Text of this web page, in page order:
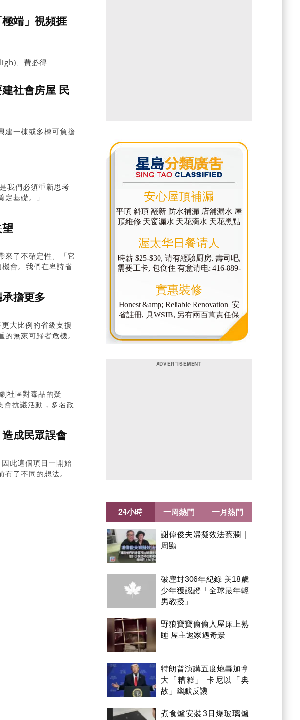
詩房屋局與本拿比
端」視頻捱
、費必得
社會房屋 民
建一棟或多棟可負擔
不少民眾心生疑
足，對政策執行
我們必須重新思考
基礎。」
望
來了不確定性。「它
會。我們在卑詩省
擔更多
大比例的省級支援
無家可歸者危機。
社區對毒品的疑
會抗議活動，多名政
成民眾誤會
此這個項目一開始
了不同的想法。
24小時
謝偉俊夫婦擬效法蔡瀾｜
周顯
破塵封306年紀錄 美18歲
少年獲認證「全球最年輕
男教授」
野狼寶寶偷偷入屋床上熟
睡 屋主返家遇奇景
特朗普演講五度炮轟加拿
大「糟糕」 卡尼以「典
故」幽默反譏
煮食爐安裝3日爆玻璃爐
一周熱門 一月熱門